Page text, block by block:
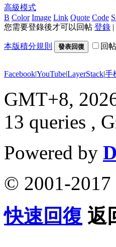
高級模式
B Color Image Link Quote Code
您需要登錄後才可以回帖 登錄 |
本版積分規則 發表回復 回
Facebook|YouTube|LayerStack|手
GMT+8,
13 queries ,
Powered by
© 2001-2017
快速回復 返